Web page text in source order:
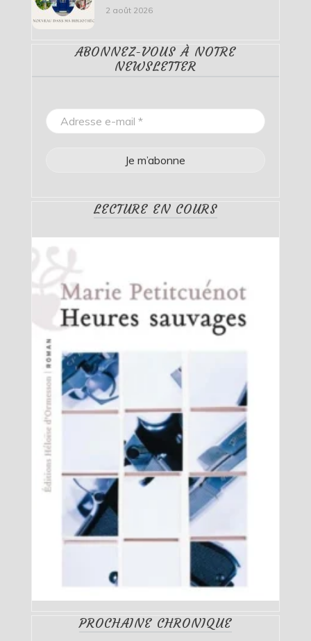
2 août 2026
ABONNEZ-VOUS À NOTRE
NEWSLETTER
LECTURE EN COURS
PROCHAINE CHRONIQUE